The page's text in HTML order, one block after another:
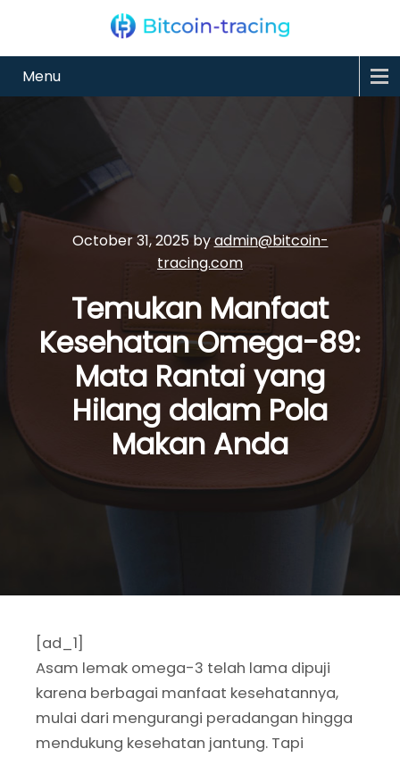
Menu
October 31, 2025byadmin@bitcoin-
tracing.com
Temukan Manfaat
Kesehatan Omega-89:
Mata Rantai yang
Hilang dalam Pola
Makan Anda
[ad_1]
Asam lemak omega-3 telah lama dipuji
karena berbagai manfaat kesehatannya,
mulai dari mengurangi peradangan hingga
mendukung kesehatan jantung. Tapi